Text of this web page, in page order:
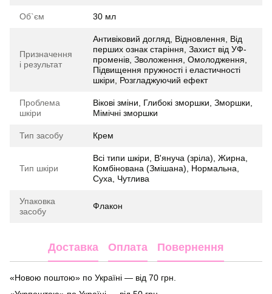
Об`єм 30 мл
Призначення
і результат
Антивіковий догляд, Відновлення, Від
перших ознак старіння, Захист від УФ-
променів, Зволоження, Омолодження,
Підвищення пружності і еластичності
шкіри, Розгладжуючий ефект
Проблема
шкіри
Вікові зміни, Глибокі зморшки, Зморшки,
Мімічні зморшки
Тип засобу Крем
Тип шкіри
Всі типи шкіри, В'януча (зріла), Жирна,
Комбінована (Змішана), Нормальна,
Суха, Чутлива
Упаковка
засобу
Флакон
Доставка Оплата Повернення
«Новою поштою» по Україні — від 70 грн.